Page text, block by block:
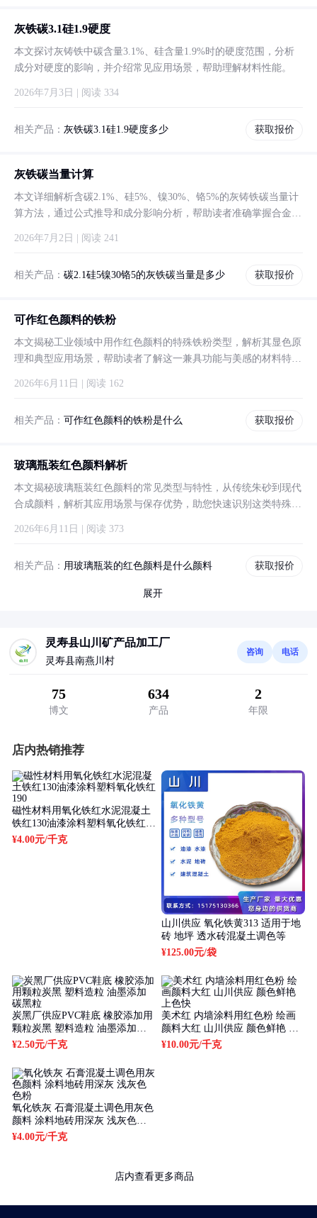
灰铁碳3.1硅1.9硬度
本文探讨灰铸铁中碳含量3.1%、硅含量1.9%时的硬度范围，分析
成分对硬度的影响，并介绍常见应用场景，帮助理解材料性能。
2026年7月3日 | 阅读 334
相关产品： 灰铁碳3.1硅1.9硬度多少 获取报价
灰铁碳当量计算
本文详细解析含碳2.1%、硅5%、镍30%、铬5%的灰铸铁碳当量计
算方法，通过公式推导和成分影响分析，帮助读者准确掌握合金铸
2026年7月2日 | 阅读 241
相关产品： 碳2.1硅5镍30铬5的灰铁碳当量是多少 获取报价
可作红色颜料的铁粉
本文揭秘工业领域中用作红色颜料的特殊铁粉类型，解析其显色原
理和典型应用场景，帮助读者了解这一兼具功能与美感的材料特
2026年6月11日 | 阅读 162
相关产品： 可作红色颜料的铁粉是什么 获取报价
玻璃瓶装红色颜料解析
本文揭秘玻璃瓶装红色颜料的常见类型与特性，从传统朱砂到现代
合成颜料，解析其应用场景与保存优势，助您快速识别这类特殊包
2026年6月11日 | 阅读 373
相关产品： 用玻璃瓶装的红色颜料是什么颜料 获取报价
展开
灵寿县山川矿产品加工厂
灵寿县南燕川村
咨询 电话
75
博文
634
产品
2
年限
店内热销推荐
磁性材料用氧化铁红水泥混凝土
铁红130油漆涂料塑料氧化铁红
190
¥4.00元/千克
山川供应 氧化铁黄313 适用于地
砖 地坪 透水砖混凝土调色等
¥125.00元/袋
炭黑厂供应PVC鞋底 橡胶添加用
颗粒炭黑 塑料造粒 油墨添加碳
黑粒
¥2.50元/千克
美术红 内墙涂料用红色粉 绘画
颜料大红 山川供应 颜色鲜艳 上
色快
¥10.00元/千克
氧化铁灰 石膏混凝土调色用灰色
颜料 涂料地砖用深灰 浅灰色色
粉
¥4.00元/千克
店内查看更多商品